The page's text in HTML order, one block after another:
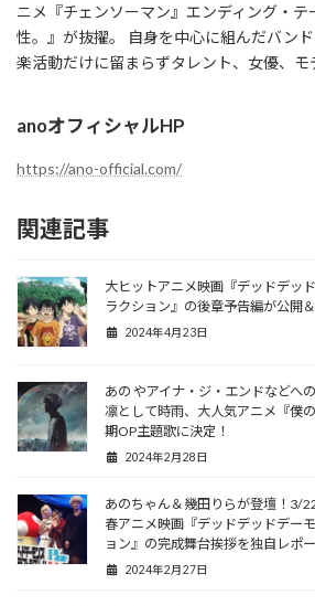
ニメ『チェンソーマン』エンディング・
性。』が抜擢。 自身を中心に組んだバン
楽活動だけに留まらずタレント、女優、モ
anoオフィシャルHP
https://ano-official.com/
関連記事
大ヒットアニメ映画『デッドデッ
ラクション』の後章予告編が公開
2024年4月23日
あの やアイナ・ジ・エンドなどへ
凛として時雨、大人気アニメ『僕
期OP主題歌に決定！
2024年2月28日
あのちゃん＆幾田りらが登壇！3/
春アニメ映画『デッドデッドデー
ョン』の完成舞台挨拶を独自レポ
2024年2月27日